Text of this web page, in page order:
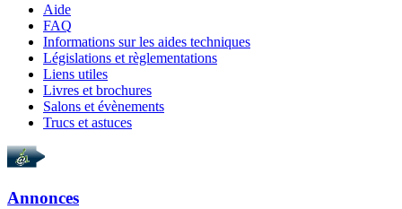
Aide
FAQ
Informations sur les aides techniques
Législations et règlementations
Liens utiles
Livres et brochures
Salons et évènements
Trucs et astuces
Annonces